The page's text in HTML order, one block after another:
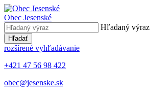
Obec Jesenské
Hľadaný výraz
Hľadať
rozšírené vyhľadávanie
+421 47 56 98 422
obec@jesenske.sk